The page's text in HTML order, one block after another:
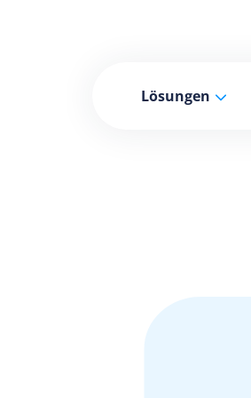
Lösungen